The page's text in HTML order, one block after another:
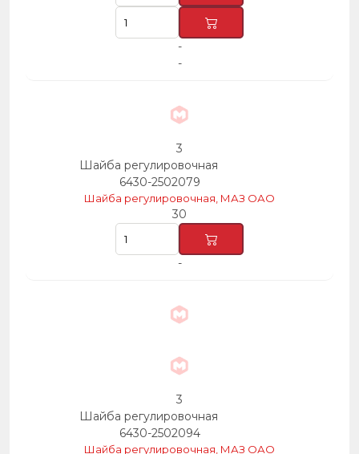
-
-
3
Шайба регулировочная
6430-2502079
Шайба регулировочная, МАЗ ОАО
30
-
3
Шайба регулировочная
6430-2502094
Шайба регулировочная, МАЗ ОАО